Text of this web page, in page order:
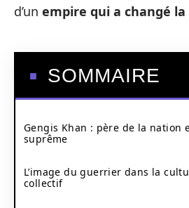
d’un empire qui a changé
SOMMAIRE
Gengis Khan : père de la nation
suprême
L’image du guerrier dans la
collectif